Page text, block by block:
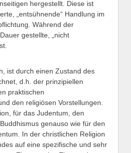
hergestellt. Diese ist
„entsühnende“ Handlung im
Während der
gestellte, „nicht
ist durch einen Zustand des
d.h. der prinzipiellen
praktischen
den religiösen Vorstellungen.
für das Judentum, den
genauso wie für den
In der christlichen Religion
auf eine spezifische und sehr